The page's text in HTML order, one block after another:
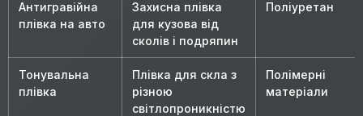
Антигравійна
плівка на авто
Захисна плівка
для кузова від
сколів і подряпин
Поліуретан
Тонувальна
плівка
Плівка для скла з
різною
світлопроникністю
Полімерні
матеріали